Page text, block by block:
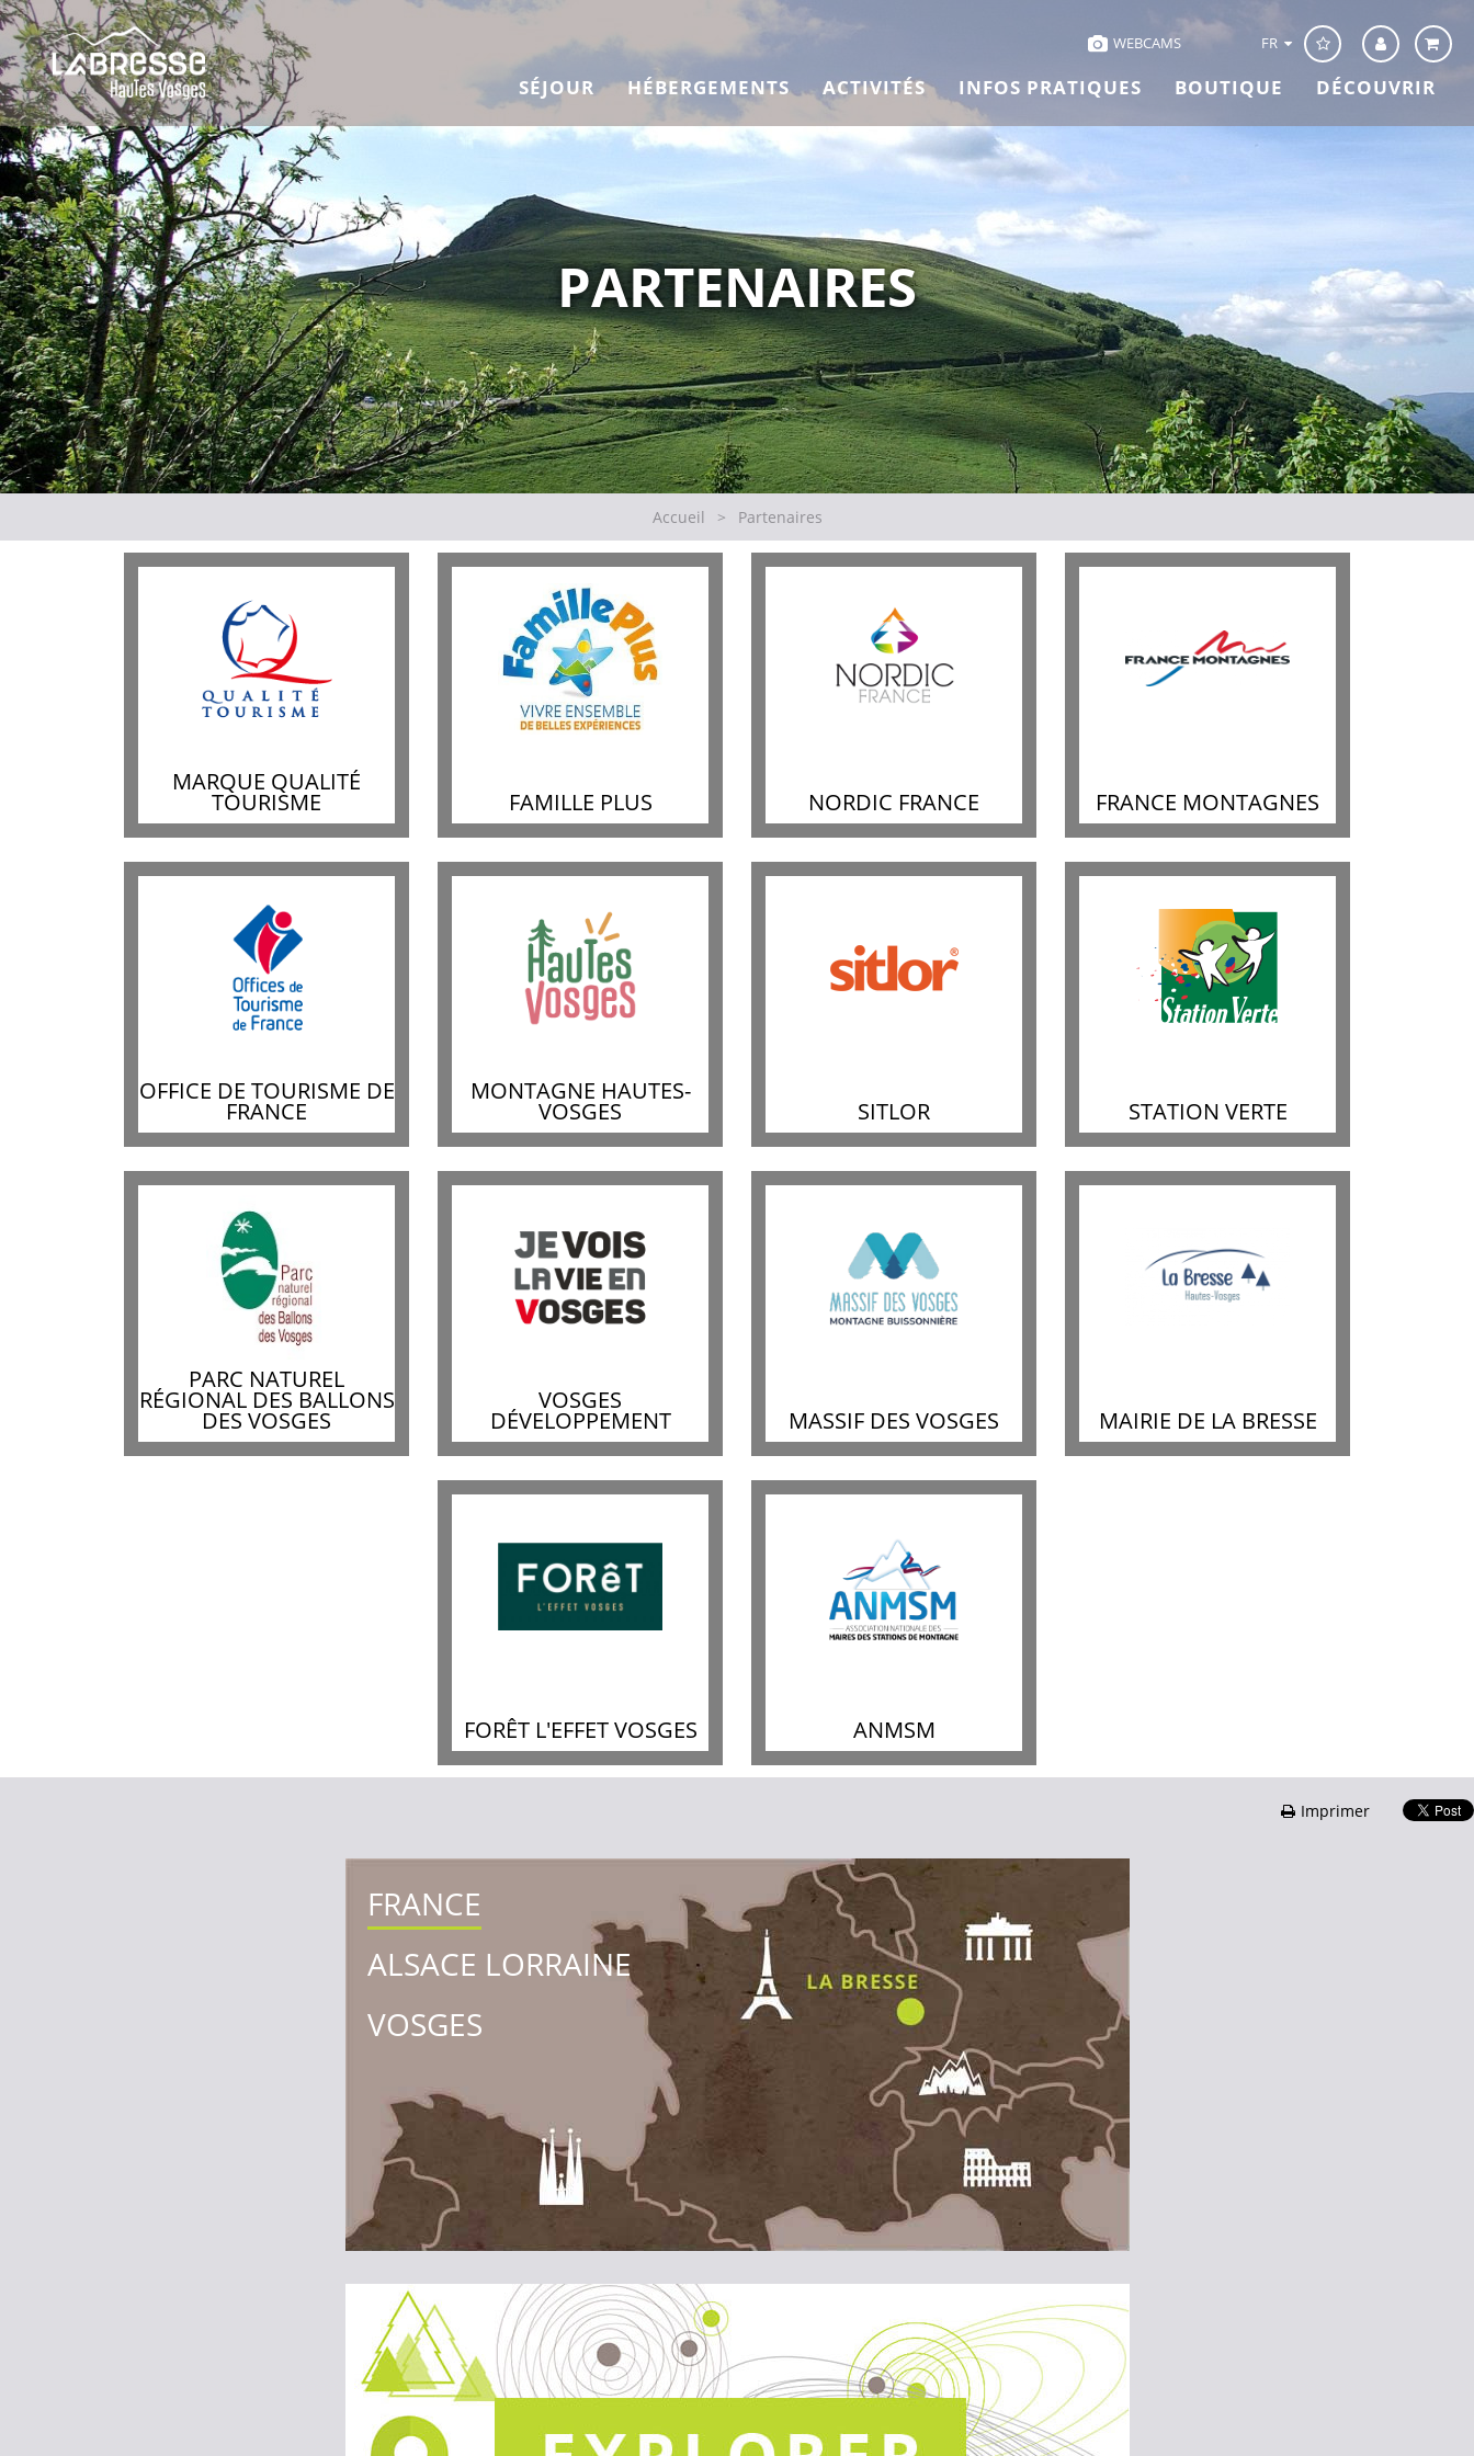
WEBCAMS FR
SÉJOUR HÉBERGEMENTS ACTIVITÉS INFOS PRATIQUES BOUTIQUE DÉCOUVRIR
Accueil > Partenaires
PARTENAIRES
MARQUE QUALITÉ
TOURISME FAMILLE PLUS NORDIC FRANCE FRANCE MONTAGNES
OFFICE DE TOURISME DE
FRANCE
MONTAGNE HAUTES-
VOSGES SITLOR STATION VERTE
PARC NATUREL
RÉGIONAL DES BALLONS
DES VOSGES
VOSGES
DÉVELOPPEMENT MASSIF DES VOSGES MAIRIE DE LA BRESSE
FORÊT L'EFFET VOSGES ANMSM
Imprimer
FRANCE
ALSACE LORRAINE
VOSGES